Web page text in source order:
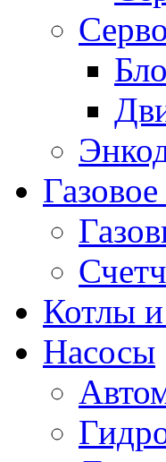
Котлы и
Насосы